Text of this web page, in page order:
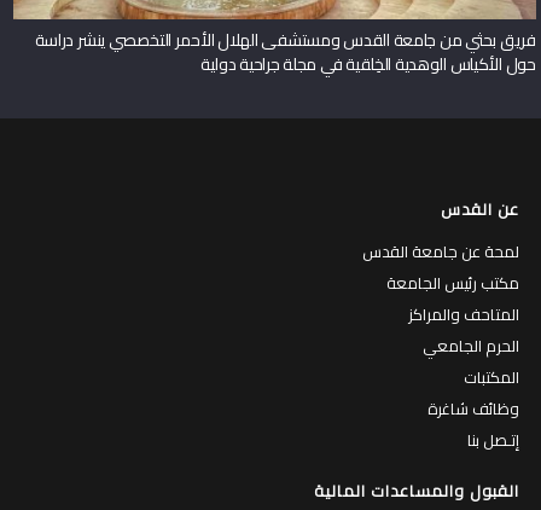
فريق بحثي من جامعة القدس ومستشفى الهلال الأحمر التخصصي ينشر دراسة
حول الأكياس الوهدية الخِلقية في مجلة جراحية دولية
عن القدس
لمحة عن جامعة القدس
مكتب رئيس الجامعة
المتاحف والمراكز
الحرم الجامعي
المكتبات
وظائف شاغرة
إتـصل بنا
القبول والمساعدات المالية